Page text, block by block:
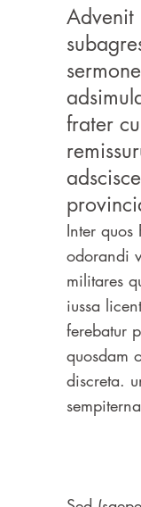
Advenit
frater
Inter quos
odorandi
militares
iussa
ferebatur
quosdam
discreta.